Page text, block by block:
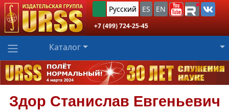
Русский ES EN
+7 (499) 724-25-45
Каталог
Здор Станислав Евгеньевич